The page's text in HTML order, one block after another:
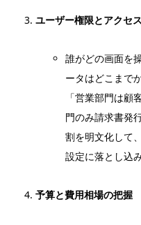
ユーザー権限とアクセ
誰がどの画面を
ータはどこまで
「営業部門は顧
門のみ請求書発
割を明文化して
設定に落とし込
予算と費用相場の把握